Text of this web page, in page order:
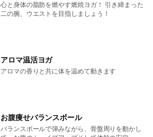
心と身体の脂肪を燃やす燃焼ヨガ！ 引き締まった
二の腕、ウエストを目指しましょう！
アロマ温活ヨガ
アロマの香りと共に体を温めて動きます
お腹痩せバランスボール
バランスボールで弾みながら、骨盤周りを動かし